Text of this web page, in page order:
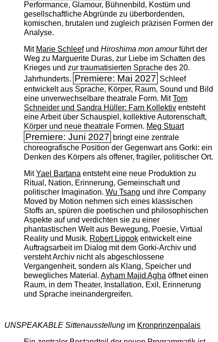
Performance, Glamour, Bühnenbild, Kostüm und
gesellschaftliche Abgründe zu überbordenden,
komischen, brutalen und zugleich präzisen Formen der
Analyse.
Mit Marie Schleefund Hiroshima mon amourführt der
Weg zu Marguerite Duras, zur Liebe im Schatten des
Krieges und zur traumatisierten Sprache des 20.
Jahrhunderts. Premiere: Mai 2027 Schleef
entwickelt aus Sprache, Körper, Raum, Sound und Bild
eine unverwechselbare theatrale Form. MitTom
Schneider und Sandra Hüller: Farn Kollektiventsteht
eine Arbeit über Schauspiel, kollektive Autorenschaft,
Körper und neue theatrale Formen. Meg Stuart
Premiere: Juni 2027 bringt eine zentrale
choreografische Position der Gegenwart ans Gorki: ein
Denken des Körpers als offener, fragiler, politischer Ort.
MitYael Bartanaentsteht eine neue Produktion zu
Ritual, Nation, Erinnerung, Gemeinschaft und
politischer Imagination. Wu Tsang und ihre Company
Moved by Motion nehmen sich eines klassischen
Stoffs an, spüren die poetischen und philosophischen
Aspekte auf und verdichten sie zu einer
phantastischen Welt aus Bewegung, Poesie, Virtual
Reality und Musik. Robert Lippokentwickelt eine
Auftragsarbeit im Dialog mit dem Gorki-Archiv und
versteht Archiv nicht als abgeschlossene
Vergangenheit, sondern als Klang, Speicher und
bewegliches Material. Ayham Majid Aghaöffnet einen
Raum, in dem Theater, Installation, Exil, Erinnerung
und Sprache ineinandergreifen.
UNSPEAKABLE Sittenausstellungim Kronprinzenpalais